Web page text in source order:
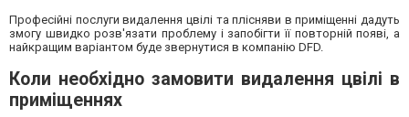
Професійні послуги видалення цвілі та плісняви в приміщенні дадуть
змогу швидко розв'язати проблему і запобігти її повторній появі, а
найкращим варіантом буде звернутися в компанію DFD.
Коли необхідно замовити видалення цвілі в
приміщеннях